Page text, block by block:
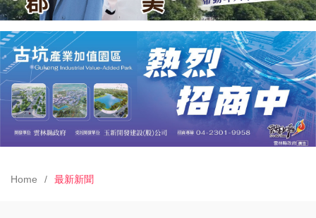
Home 最新新聞